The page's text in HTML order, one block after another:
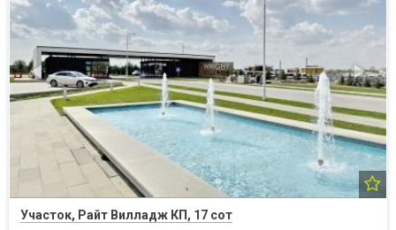
Участок, Райт Вилладж КП, 17 сот